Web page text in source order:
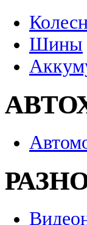
Шины